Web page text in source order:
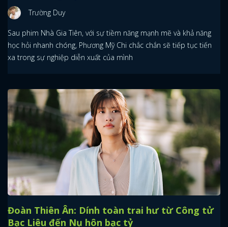
Trường Duy
Sau phim Nhà Gia Tiên, với sự tiềm năng mạnh mẽ và khả năng
học hỏi nhanh chóng, Phương Mỹ Chi chắc chắn sẽ tiếp tục tiến
xa trong sự nghiệp diễn xuất của mình
Đoàn Thiên Ân: Dính toàn trai hư từ Công tử
Bạc Liêu đến Nụ hôn bạc tỷ